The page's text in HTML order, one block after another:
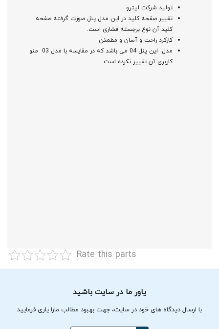
تولید شرکت لیترو
تغییر صفحه کلید در این مدل پنل صورت گرفته صفحه
کلید آن نوع برجسته فشاری است.
کارکرد راحت و آسان و مطمئن
مدل این پنل 04 می باشد که در مقایسه با مدل 03 منو
کاربری آن تغییر نکرده است.
Rate this parts
یاور ما در سایت باشید
با ارسال دیدگاه های خود در سایت، جهت بهبود مطالب مارا یاری فرمایید